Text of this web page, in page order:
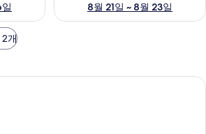
8월 21일 ~ 8월 23일
2개
스탠다드 | 욕실 | 샤워 시설, 헤어드라